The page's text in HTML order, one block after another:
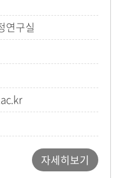
연구실
자세히보기